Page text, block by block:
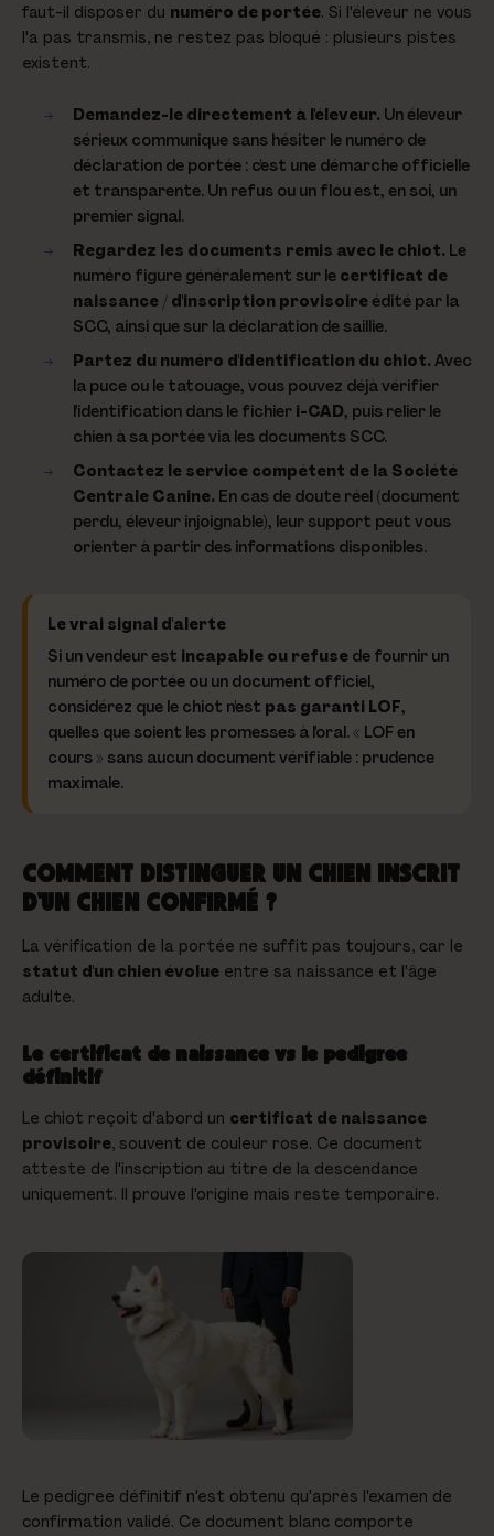
faut-il disposer du numéro de portée. Si l'éleveur ne vous
l'a pas transmis, ne restez pas bloqué : plusieurs pistes
existent.
Demandez-le directement à l'éleveur. Un éleveur
sérieux communique sans hésiter le numéro de
déclaration de portée : c'est une démarche officielle
et transparente. Un refus ou un flou est, en soi, un
premier signal.
Regardez les documents remis avec le chiot. Le
numéro figure généralement sur le certificat de
naissance / d'inscription provisoireédité par la
SCC, ainsi que sur la déclaration de saillie.
Partez du numéro d'identification du chiot. Avec
la puce ou le tatouage, vous pouvez déjà vérifier
l'identification dans le fichier i-CAD, puis relier le
chien à sa portée via les documents SCC.
Contactez le service compétent de la Société
Centrale Canine. En cas de doute réel (document
perdu, éleveur injoignable), leur support peut vous
orienter à partir des informations disponibles.
Le vrai signal d'alerte
Si un vendeur est incapable ou refuse de fournir un
numéro de portée ou un document officiel,
considérez que le chiot n'est pas garanti LOF,
quelles que soient les promesses à l'oral. « LOF en
cours » sans aucun document vérifiable : prudence
maximale.
COMMENT DISTINGUER UN CHIEN INSCRIT
D'UN CHIEN CONFIRMÉ ?
La vérification de la portée ne suffit pas toujours, car le
statut d'un chien évolue entre sa naissance et l'âge
adulte.
Le certificat de naissance vs le pedigree
définitif
Le chiot reçoit d'abord un certificat de naissance
provisoire, souvent de couleur rose. Ce document
atteste de l'inscription au titre de la descendance
uniquement. Il prouve l'origine mais reste temporaire.
Le pedigree définitif n'est obtenu qu'après l'examen de
confirmation validé. Ce document blanc comporte